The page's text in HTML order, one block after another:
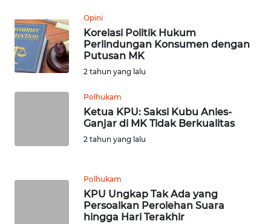
Opini
Korelasi Politik Hukum
Perlindungan Konsumen dengan
Putusan MK
2 tahun yang lalu
Polhukam
Ketua KPU: Saksi Kubu Anies-
Ganjar di MK Tidak Berkualitas
2 tahun yang lalu
Polhukam
KPU Ungkap Tak Ada yang
Persoalkan Perolehan Suara
hingga Hari Terakhir
SULBAR
WN
BABEL